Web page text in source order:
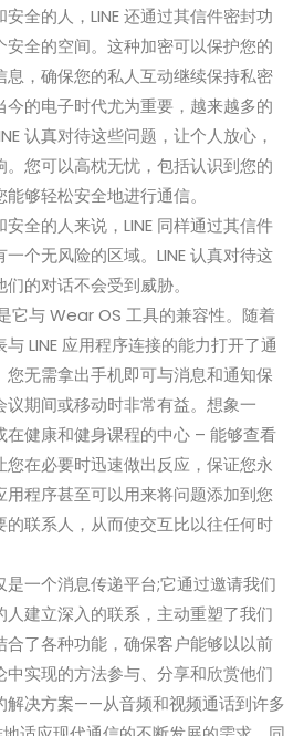
全的人，LINE 还通过其信件密封功
全的空间。这种加密可以保护您的
，确保您的私人互动继续保持私密
的电子时代尤为重要，越来越多的
认真对待这些问题，让个人放心，
您可以高枕无忧，包括认识到您的
够轻松安全地进行通信。
全的人来说，LINE 同样通过其信件
个无风险的区域。LINE 认真对待这
的对话不会受到威胁。
它与 Wear OS 工具的兼容性。随着
LINE 应用程序连接的能力打开了通
无需拿出手机即可与消息和通知保
期间或移动时非常有益。想象一
在健康和健身课程的中心 – 能够查看
在必要时迅速做出反应，保证您永
用程序甚至可以用来将问题添加到您
的联系人，从而使交互比以往任何时
是一个消息传递平台;它通过邀请我们
建立深入的联系，主动重塑了我们
了各种功能，确保客户能够以以前
实现的方法参与、分享和欣赏他们
解决方案——从音频和视频通话到许多